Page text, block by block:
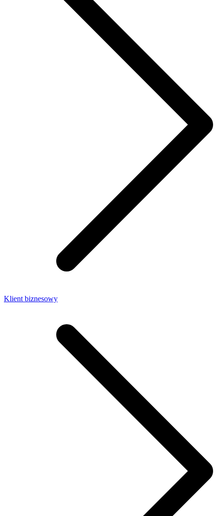
Klient biznesowy